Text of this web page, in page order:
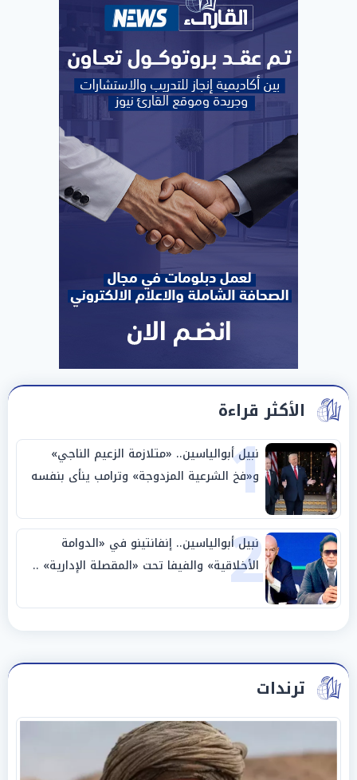
الأكثر قراءة
1
نبيل أبوالياسين.. «متلازمة الزعيم الناجي»
و«فخ الشرعية المزدوجة» وترامب ينأى بنفسه
وحليفه في «ميتم استراتيجي»
2
نبيل أبوالياسين.. إنفانتينو في «الدوامة
الأخلاقية» والفيفا تحت «المقصلة الإدارية» ..
«عبادة العرش وجنازة المصداقية»
ترندات